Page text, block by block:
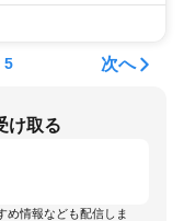
5 次へ
け取る
め情報なども配信しま